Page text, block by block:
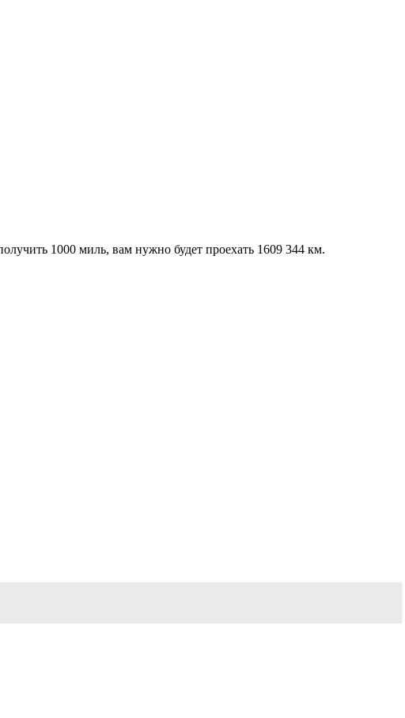
1000 миль, вам нужно будет проехать 1609 344 км.